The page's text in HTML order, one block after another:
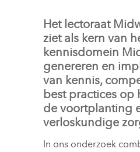
Het lectoraat
ziet als kern van
kennisdomein
genereren en
van kennis,
best practices op
de voortplanting
verloskundige
In ons onderzoek